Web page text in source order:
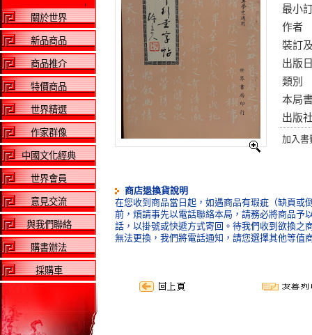
關於世界
新品商品
商品推介
特價商品
世界精選
作家群像
中國文化經典
世界會員
意見交流
與我們聯絡
購書辦法
採購車
最小
作者
裝訂
出版
類別
本局
出版
加入
商店退換貨說明
在您收到商品當日起，如遇商品有瑕疵（缺頁或
前，煩請事先以電話聯絡本局，請務必將商品予
話，以掛號或快遞方式寄回。待我們收到欲換之
無法更換，我們將電話通知，請您選擇其他等值